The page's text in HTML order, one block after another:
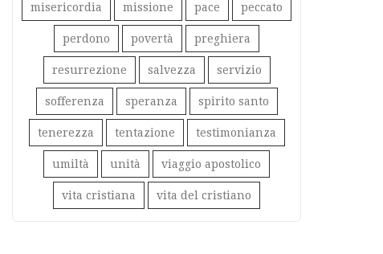
misericordia missione pace peccato
perdono povertà preghiera
resurrezione salvezza servizio
sofferenza speranza spirito santo
tenerezza tentazione testimonianza
umiltà unità viaggio apostolico
vita cristiana vita del cristiano